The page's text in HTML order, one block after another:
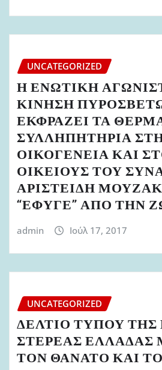
UNCATEGORIZED
Η ΕΝΩΤΙΚΗ
ΚΙΝΗΣΗ
ΕΚΦΡΑΖΕΙ ΤΑ
ΣΥΛΛΗΠΗΤΗΡΙΑ
ΟΙΚΟΓΕΝΕΙΑ ΚΑΙ
ΟΙΚΕΙΟΥΣ ΤΟΥ
ΑΡΙΣΤΕΙΔΗ
“ΕΦΥΓΕ” ΑΠΟ ΤΗΝ
admin Ιούλ 17, 2017
UNCATEGORIZED
ΔΕΛΤΙΟ ΤΥΠΟΥ ΤΗΣ
ΣΤΕΡΕΑΣ
ΤΟΝ ΘΑΝΑΤΟ ΚΑΙ